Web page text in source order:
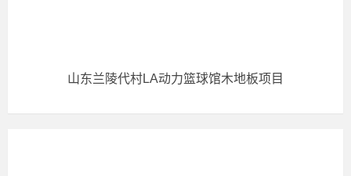
山东兰陵代村LA动力篮球馆木地板项目